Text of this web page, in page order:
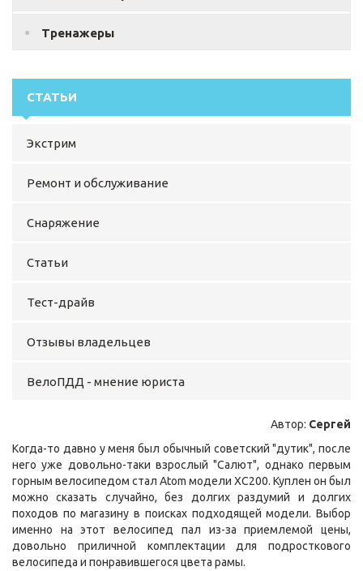
Тренажеры
СТАТЬИ
Экстрим
Ремонт и обслуживание
Снаряжение
Статьи
Тест-драйв
Отзывы владельцев
ВелоПДД - мнение юриста
Автор: Сергей
Когда-то давно у меня был обычный советский "дутик", после
него уже довольно-таки взрослый "Салют", однако первым
горным велосипедом стал Atom модели XC200. Куплен он был
можно сказать случайно, без долгих раздумий и долгих
походов по магазину в поисках подходящей модели. Выбор
именно на этот велосипед пал из-за приемлемой цены,
довольно приличной комплектации для подросткового
велосипеда и понравившегося цвета рамы.